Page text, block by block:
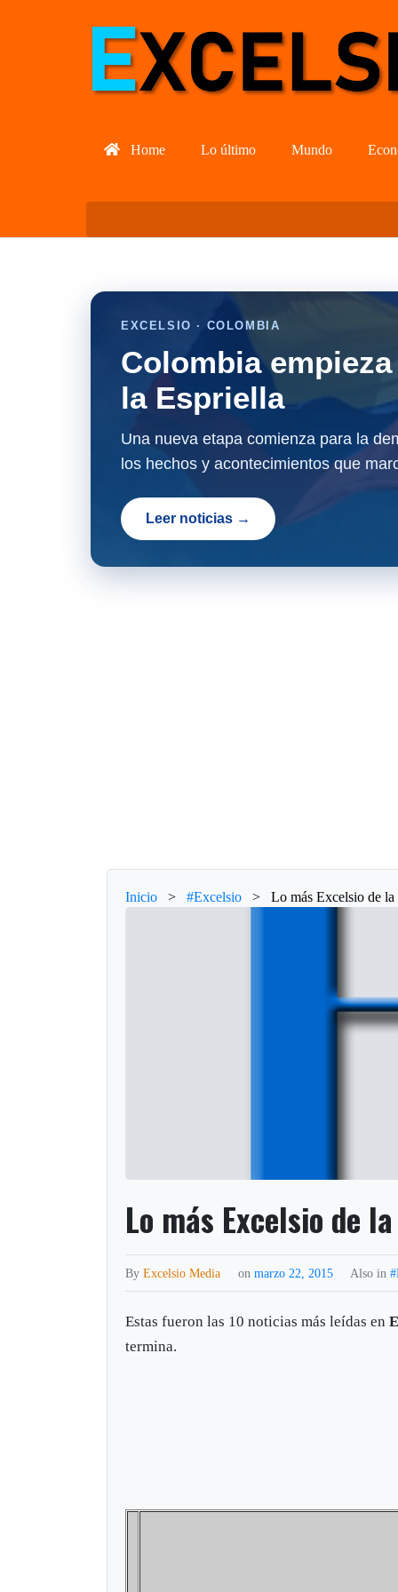
Home Lo último Mundo
EXCELSIO · COLOMBIA
Colombia
la Espriella
Una nueva etapa comienza para la
los hechos y acontecimientos que
Leer noticias →
Inicio > #Excelsio > Lo más Excelsio de
Lo más Excelsio de
ByExcelsio Media onmarzo 22, 2015 Also in
Estas fueron las 10 noticias más leídas en
termina.